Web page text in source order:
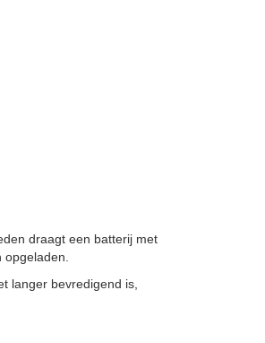
draagt een batterij met
langer bevredigend is,